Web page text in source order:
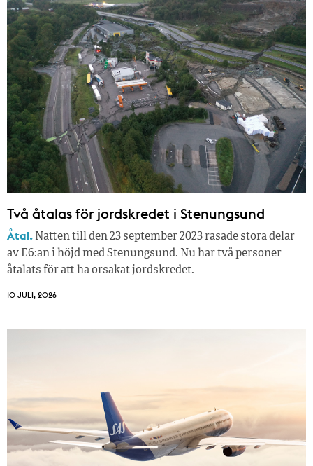
Två åtalas för jordskredet i Stenungsund
Åtal. Natten till den 23 september 2023 rasade stora delar
av E6:an i höjd med Stenungsund. Nu har två personer
åtalats för att ha orsakat jordskredet.
10 JULI, 2026